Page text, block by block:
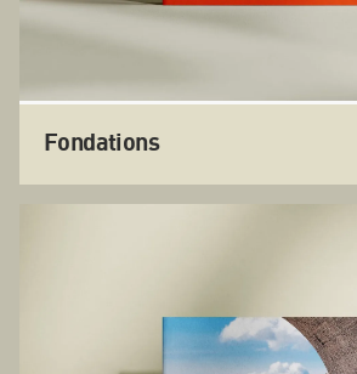
Fondations